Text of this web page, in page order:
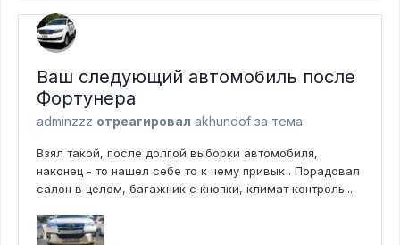
Ваш следующий автомобиль после
Фортунера
adminzzz отреагировал akhundof за тема
Взял такой, после долгой выборки автомобиля,
наконец - то нашел себе то к чему привык . Порадовал
салон в целом, багажник с кнопки, климат контроль...